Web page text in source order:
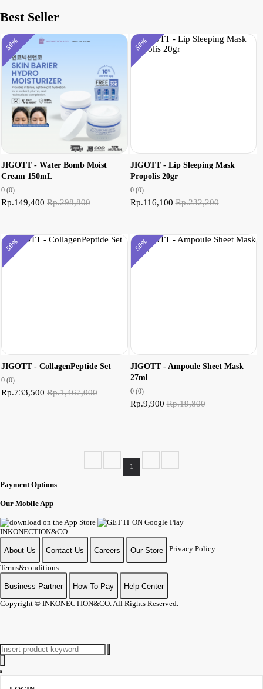
Best Seller
50%
JIGOTT - Water Bomb Moist
Cream 150mL
0 (0)
Rp.149,400 Rp.298,800
50%
JIGOTT - Lip Sleeping Mask
Propolis 20gr
0 (0)
Rp.116,100 Rp.232,200
50%
JIGOTT - CollagenPeptide Set
0 (0)
Rp.733,500 Rp.1,467,000
50%
JIGOTT - Ampoule Sheet Mask
27ml
0 (0)
Rp.9,900 Rp.19,800
1
Payment Options
Our Mobile App
INKONECTION&CO
About Us Contact Us Careers Our Store Privacy Policy
Terms&conditions
Business Partner How To Pay
Help Center
Copyright © INKONECTION&CO. All Rights Reserved.